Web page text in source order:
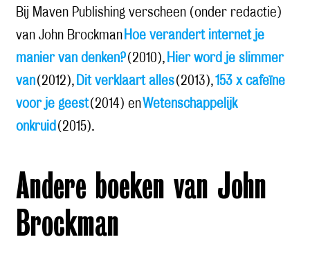
Bij Maven Publishing verscheen (onder redactie)
van John Brockman Hoe verandert internet je
manier van denken?(2010), Hier word je slimmer
van(2012), Dit verklaart alles(2013),153 x cafeïne
voor je geest(2014) enWetenschappelijk
onkruid (2015).
Andere boeken van John
Brockman